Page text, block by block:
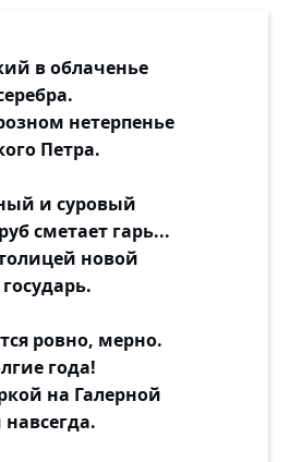
в облаченье
нетерпенье
Петра.
и суровый
сметает гарь...
новой
ровно, мерно.
года!
на Галерной